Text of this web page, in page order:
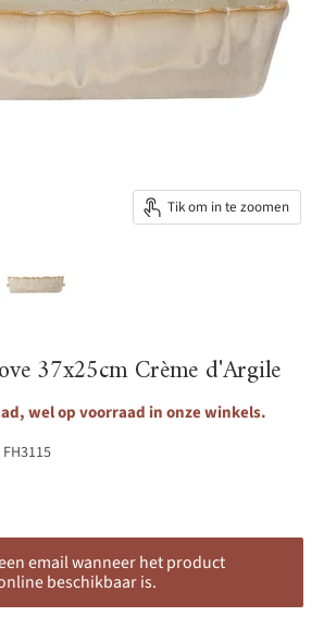
Tik om in te zoomen
37x25cm Crème d'Argile
wel op voorraad in onze winkels.
FH3115
email wanneer het product
beschikbaar is.